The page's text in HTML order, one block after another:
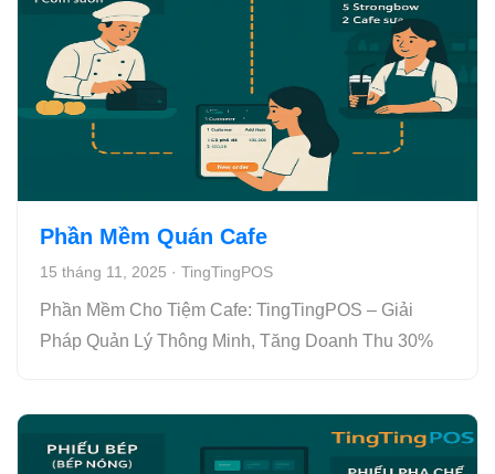
Phần Mềm Quán Cafe
15 tháng 11, 2025 · TingTingPOS
Phần Mềm Cho Tiệm Cafe: TingTingPOS – Giải
Pháp Quản Lý Thông Minh, Tăng Doanh Thu 30%